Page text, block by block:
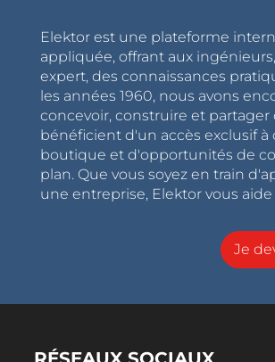
Elektor est une plateforme
appliquée, offrant aux
expert, des connaissances
les années 1960, nous avons
concevoir, construire et
bénéficient d'un accès exclusif
boutique et d'opportunités de
plan. Que vous soyez en train
une entreprise, Elektor vous
Je